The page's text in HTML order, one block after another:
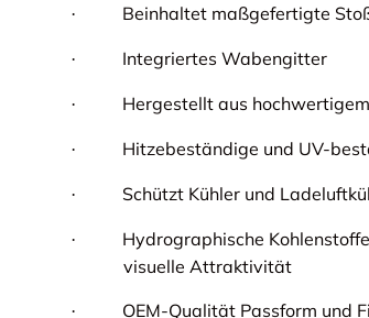
· Beinhaltet maßgefertigte
· Integriertes Wabengitter
· Hergestellt aus
· Hitzebeständige und UV-
· Schützt Kühler und
·
Hydrographische
visuelle Attraktivität
· OEM-Qualität Passform und